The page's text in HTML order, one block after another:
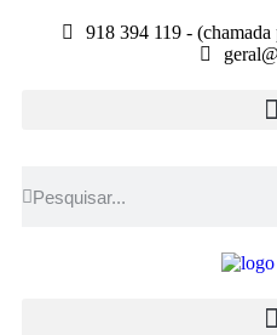
918 394 119 -